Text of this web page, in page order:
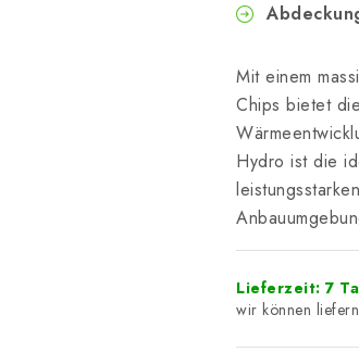
Mit einem
Chips bietet
Hydro ist die
Lieferzeit: 7